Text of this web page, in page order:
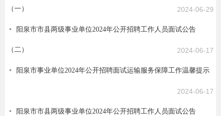
（一） 2024-06-29
阳泉市市县两级事业单位2024年公开招聘工作人员面试公告
（二） 2024-06-17
阳泉市事业单位2024年公开招聘面试运输服务保障工作温馨提示
2024-06-17
阳泉市市县两级事业单位2024年公开招聘工作人员面试公告